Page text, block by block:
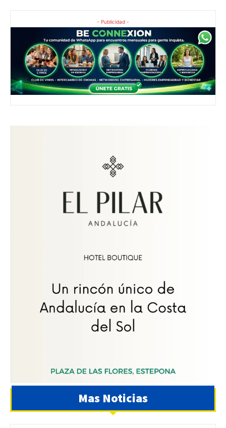
- Publicidad -
Mas Noticias